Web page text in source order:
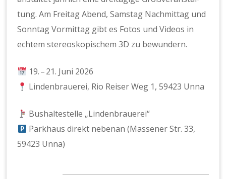
tung. Am Fre­itag Abend, Sam­stag Nach­mit­tag und
Son­ntag Vor­mit­tag gibt es Fotos und Videos in
echtem stere­oskopis­chem 3D zu bewun­dern.
19. – 21. Juni 2026
Lin­den­brauerei, Rio Reis­er Weg 1, 59423 Unna
Bushal­testelle „Lin­den­brauerei“
Parkhaus direkt nebe­nan (Massen­er Str. 33,
59423 Unna)